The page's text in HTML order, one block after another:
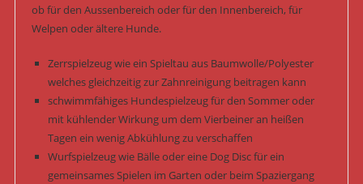
ob für den Aussenbereich oder für den Innenbereich, für
Welpen oder ältere Hunde.
Zerrspielzeug wie ein Spieltau aus Baumwolle/Polyester
welches gleichzeitig zur Zahnreinigung beitragen kann
schwimmfähiges Hundespielzeug für den Sommer oder
mit kühlender Wirkung um dem Vierbeiner an heißen
Tagen ein wenig Abkühlung zu verschaffen
Wurfspielzeug wie Bälle oder eine Dog Disc für ein
gemeinsames Spielen im Garten oder beim Spaziergang